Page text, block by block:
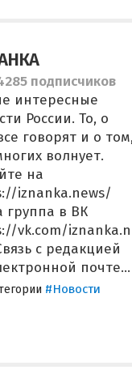
подписчиков
интересные
России. То, о
говорят и о том,
волнует.
на
iznanka.news/
группа в ВК
vk.com/iznanka.n
с редакцией
почте...
#Новости